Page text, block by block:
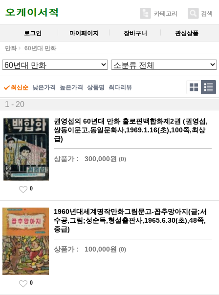
카테고리 검색
로그인 마이페이지 장바구니 관심상품
만화 60년대 만화
최신순 낮은가격 높은가격 상품명 최다리뷰
1 - 20
권영섭의 60년대 만화 홀로핀백합화제2권 (권영섭,
쌍동이문고,동일문화사,1969.1.16(초),100쪽,최상
급)
상품가 : 300,000원 (0)
0
1960년대세계명작만화그림문고-꼽추망아지(글;서
수공,그림;성순득,형설출판사,1965.6.30(초),48쪽,
중급)
상품가 : 100,000원 (0)
0